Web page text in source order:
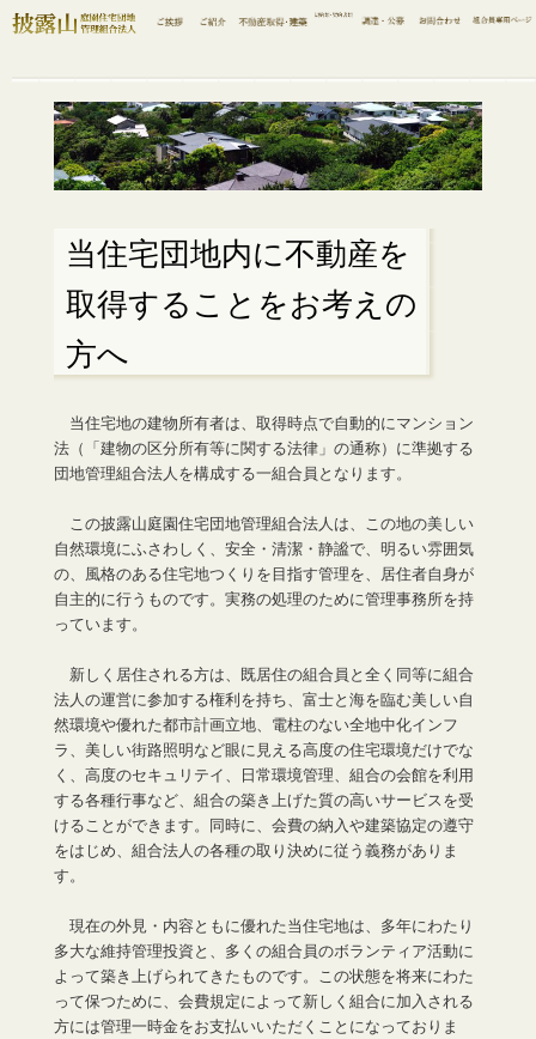
当住宅団地内に不動産を
取得することをお考えの
方へ
当住宅地の建物所有者は、取得時点で自動的にマンション
法（「建物の区分所有等に関する法律」の通称）に準拠する
団地管理組合法人を構成する一組合員となります。
この披露山庭園住宅団地管理組合法人は、この地の美しい
自然環境にふさわしく、安全・清潔・静謐で、明るい雰囲気
の、風格のある住宅地つくりを目指す管理を、居住者自身が
自主的に行うものです。実務の処理のために管理事務所を持
っています。
新しく居住される方は、既居住の組合員と全く同等に組合
法人の運営に参加する権利を持ち、富士と海を臨む美しい自
然環境や優れた都市計画立地、電柱のない全地中化インフ
ラ、美しい街路照明など眼に見える高度の住宅環境だけでな
く、高度のセキュリテイ、日常環境管理、組合の会館を利用
する各種行事など、組合の築き上げた質の高いサービスを受
けることができます。同時に、会費の納入や建築協定の遵守
をはじめ、組合法人の各種の取り決めに従う義務がありま
す。
現在の外見・内容ともに優れた当住宅地は、多年にわたり
多大な維持管理投資と、多くの組合員のボランティア活動に
よって築き上げられてきたものです。この状態を将来にわた
って保つために、会費規定によって新しく組合に加入される
方には管理一時金をお支払いいただくことになっておりま